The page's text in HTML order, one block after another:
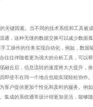
关键因素。当不同的技术系统和工具被
通，这种无缝的数据交换可以减少数据
手工操作的任务实现自动化，例如，数
往往伴随着更为强大的分析工具，可以
融合后，信息流转的速度将大大提升，
即使不在同一个地点也能实现轻松协作
客户提供更加个性化和及时的服务。例
集成的系统通常设计得更加灵活，能够